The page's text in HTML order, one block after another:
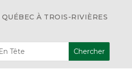
À TROIS-RIVIÈRES